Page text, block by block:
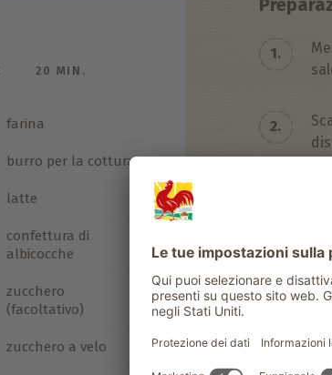
20 MIN.
farina
burro per la cottura
latte
confettura di
albicocche
zucchero
(facoltativo)
zucchero a velo
1.
2.
4.